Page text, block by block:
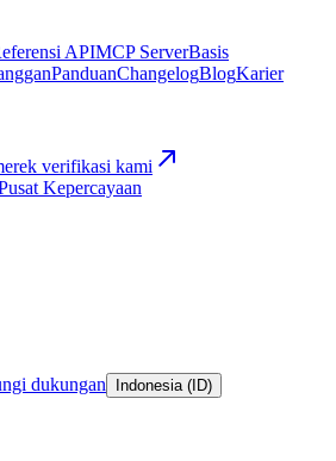
APIMCP ServerBasis
PanduanChangelogBlogKarier
verifikasi kami
Kepercayaan
dukungan Indonesia (ID)